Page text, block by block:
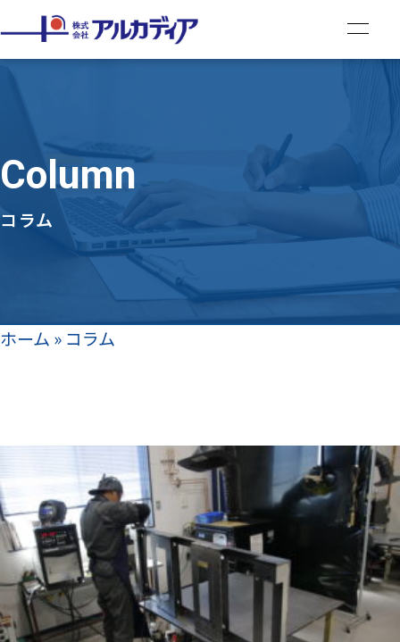
Column
コラム
ホーム » コラム